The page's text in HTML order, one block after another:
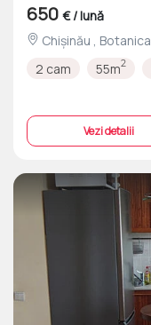
650 € / lună
2 cam
55m2
Vezi detalii